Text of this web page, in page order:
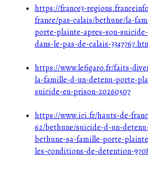
https://france3-
france/pas-calais/bethune/la-
porte-plainte-apres-son-
dans-le-pas-de-calais-
https://www.lefigaro.fr/faits-
la-famille-d-un-detenu-porte-
suicide-en-prison-20260507
https://www.ici.fr/hauts-de-
62/bethune/suicide-d-un-
bethune-sa-famille-porte-
les-conditions-de-detention-